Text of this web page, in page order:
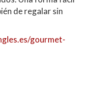
de regalar sin
gourmet-